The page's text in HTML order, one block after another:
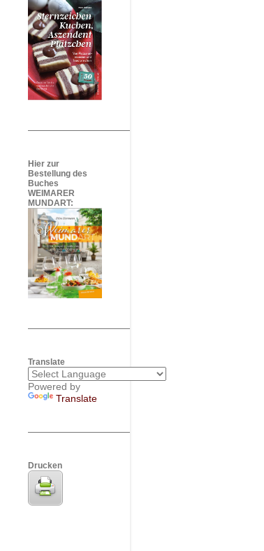
Hier zur
Bestellung des
Buches
WEIMARER
MUNDART:
Translate
Powered by
Translate
Drucken